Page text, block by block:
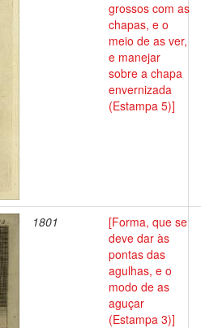
grossos com as
chapas, e o
meio de as ver,
e manejar
sobre a chapa
envernizada
(Estampa 5)]
1801
[Forma, que se
deve dar às
pontas das
agulhas, e o
modo de as
aguçar
(Estampa 3)]